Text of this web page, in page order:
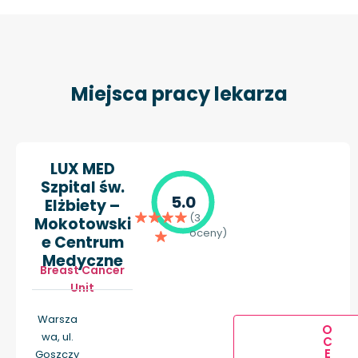
Miejsca pracy lekarza
LUX MED
Szpital św.
Elżbiety –
Mokotowski
e Centrum
Medyczne
Breast Cancer
Unit
Warsza
wa, ul.
Goszczy
5.0
(3
oceny)
O
C
E